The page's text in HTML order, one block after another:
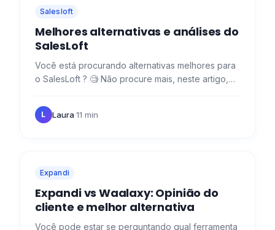
Salesloft
Melhores alternativas e análises do
SalesLoft
Você está procurando alternativas melhores para
o SalesLoft ? 🧐 Não procure mais, neste artigo,
avaliações de…
L Laura·11 min
Expandi
Expandi vs Waalaxy: Opinião do
cliente e melhor alternativa
Você pode estar se perguntando qual ferramenta